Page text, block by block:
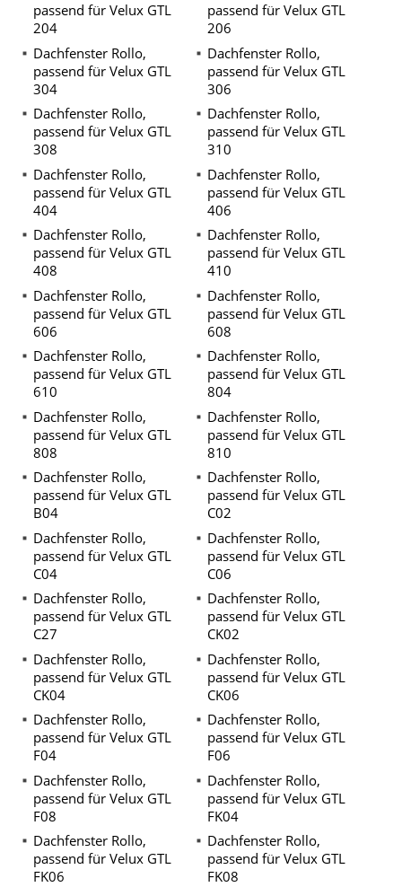
passend für Velux GTL
204
passend für Velux GTL
206
Dachfenster Rollo,
passend für Velux GTL
304
Dachfenster Rollo,
passend für Velux GTL
306
Dachfenster Rollo,
passend für Velux GTL
308
Dachfenster Rollo,
passend für Velux GTL
310
Dachfenster Rollo,
passend für Velux GTL
404
Dachfenster Rollo,
passend für Velux GTL
406
Dachfenster Rollo,
passend für Velux GTL
408
Dachfenster Rollo,
passend für Velux GTL
410
Dachfenster Rollo,
passend für Velux GTL
606
Dachfenster Rollo,
passend für Velux GTL
608
Dachfenster Rollo,
passend für Velux GTL
610
Dachfenster Rollo,
passend für Velux GTL
804
Dachfenster Rollo,
passend für Velux GTL
808
Dachfenster Rollo,
passend für Velux GTL
810
Dachfenster Rollo,
passend für Velux GTL
B04
Dachfenster Rollo,
passend für Velux GTL
C02
Dachfenster Rollo,
passend für Velux GTL
C04
Dachfenster Rollo,
passend für Velux GTL
C06
Dachfenster Rollo,
passend für Velux GTL
C27
Dachfenster Rollo,
passend für Velux GTL
CK02
Dachfenster Rollo,
passend für Velux GTL
CK04
Dachfenster Rollo,
passend für Velux GTL
CK06
Dachfenster Rollo,
passend für Velux GTL
F04
Dachfenster Rollo,
passend für Velux GTL
F06
Dachfenster Rollo,
passend für Velux GTL
F08
Dachfenster Rollo,
passend für Velux GTL
FK04
Dachfenster Rollo,
passend für Velux GTL
FK06
Dachfenster Rollo,
passend für Velux GTL
FK08